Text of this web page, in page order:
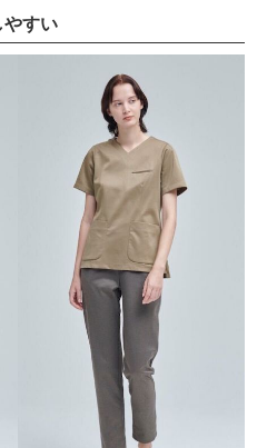
やすい